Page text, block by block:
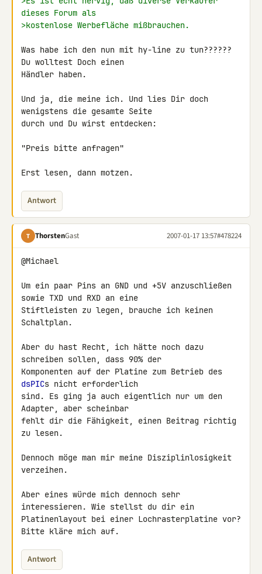
dieses Forum als
>kostenlose Werbefläche mißbrauchen.
Was habe ich den nun mit hy-line zu tun??????
Du wolltest Doch einen
Händler haben.
Und ja, die meine ich. Und lies Dir doch
wenigstens die gesamte Seite
durch und Du wirst entdecken:
"Preis bitte anfragen"
Erst lesen, dann motzen.
Antwort
T ThorstenGast 2007-01-17 13:57#478224
@Michael
Um ein paar Pins an GND und +5V anzuschließen
sowie TXD und RXD an eine
Stiftleisten zu legen, brauche ich keinen
Schaltplan.
Aber du hast Recht, ich hätte noch dazu
schreiben sollen, dass 90% der
dsPICs nicht erforderlich
sind. Es ging ja auch eigentlich nur um den
Adapter, aber scheinbar
fehlt dir die Fähigkeit, einen Beitrag richtig
zu lesen.
Dennoch möge man mir meine Disziplinlosigkeit
verzeihen.
Aber eines würde mich dennoch sehr
interessieren. Wie stellst du dir ein
Platinenlayout bei einer Lochrasterplatine vor?
Antwort